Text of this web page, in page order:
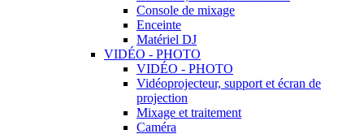
Console de mixage
Enceinte
Matériel DJ
VIDÉO - PHOTO
VIDÉO - PHOTO
Vidéoprojecteur, support et écran de
projection
Mixage et traitement
Caméra